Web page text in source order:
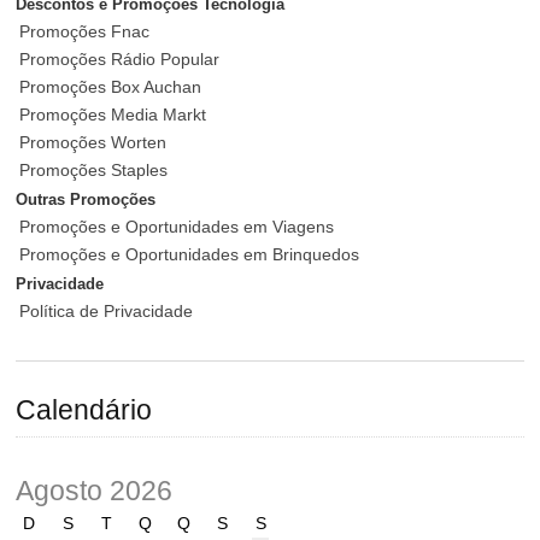
Descontos e Promoções Tecnologia
Promoções Fnac
Promoções Rádio Popular
Promoções Box Auchan
Promoções Media Markt
Promoções Worten
Promoções Staples
Outras Promoções
Promoções e Oportunidades em Viagens
Promoções e Oportunidades em Brinquedos
Privacidade
Política de Privacidade
Calendário
Agosto 2026
D S T Q Q S
S